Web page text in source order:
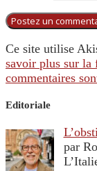
Ce site utilise
savoir plus sur la
commentaires
Editoriale
par